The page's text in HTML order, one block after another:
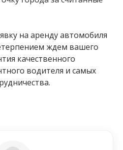
на аренду автомобиля
ждем вашего
качественного
водителя и самых